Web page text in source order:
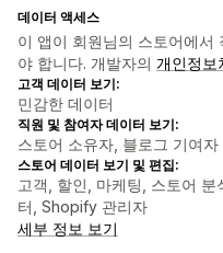
데이터 액세스
이 앱이 회원님의 스토어에서
야 합니다. 개발자의 개인정보
고객 데이터 보기:
민감한 데이터
직원 및 참여자 데이터 보기:
스토어 소유자, 블로그 기여자
스토어 데이터 보기 및 편집:
고객, 할인, 마케팅, 스토어
터, Shopify 관리자
세부 정보 보기